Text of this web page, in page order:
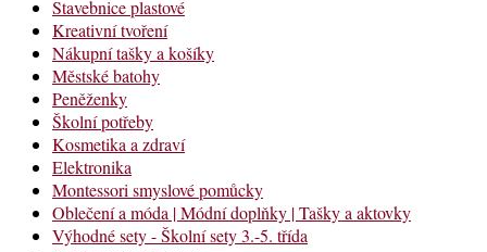
Stavebnice plastové
Kreativní tvoření
Nákupní tašky a košíky
Městské batohy
Peněženky
Školní potřeby
Kosmetika a zdraví
Elektronika
Montessori smyslové pomůcky
Oblečení a móda | Módní doplňky | Tašky a aktovky
Výhodné sety - Školní sety 3.-5. třída